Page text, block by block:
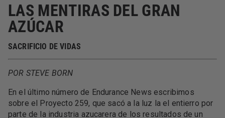
LAS MENTIRAS DEL GRAN
AZÚCAR
SACRIFICIO DE VIDAS
POR STEVE BORN
En el último número de Endurance News escribimos
sobre el Proyecto 259, que sacó a la luz la el entierro por
parte de la industria azucarera de los resultados de un